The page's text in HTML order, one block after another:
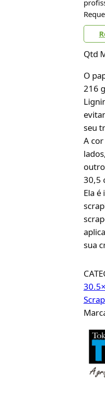
Qtd
O
216
seu
A
30,5
Ela
sua
Scrap